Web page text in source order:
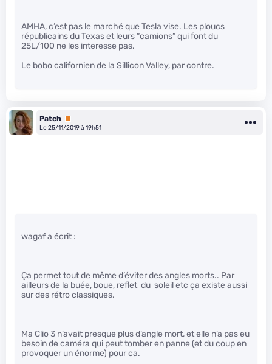
AMHA, c’est pas le marché que Tesla vise. Les ploucs
républicains du Texas et leurs “camions” qui font du
25L/100 ne les interesse pas.
Le bobo californien de la Sillicon Valley, par contre.
Patch Premium
Le 25/11/2019 à 19h51
wagaf a écrit :
Ça permet tout de même d’éviter des angles morts.. Par
ailleurs de la buée, boue, reflet du soleil etc ça existe aussi
sur des rétro classiques.
Ma Clio 3 n’avait presque plus d’angle mort, et elle n’a pas eu
besoin de caméra qui peut tomber en panne (et du coup en
provoquer un énorme) pour ca.